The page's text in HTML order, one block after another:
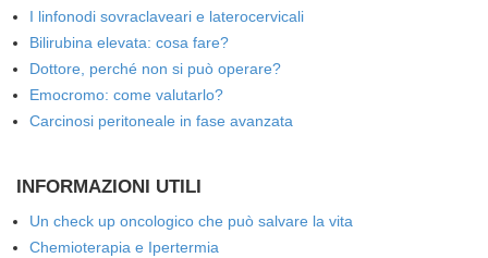
I linfonodi sovraclaveari e laterocervicali
Bilirubina elevata: cosa fare?
Dottore, perché non si può operare?
Emocromo: come valutarlo?
Carcinosi peritoneale in fase avanzata
INFORMAZIONI UTILI
Un check up oncologico che può salvare la vita
Chemioterapia e Ipertermia